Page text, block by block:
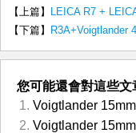
【上篇】
LEICA R7 +
【下篇】
R3A+Voigtlander
您可能還會對這些文
Voigtlander
Voigtlander